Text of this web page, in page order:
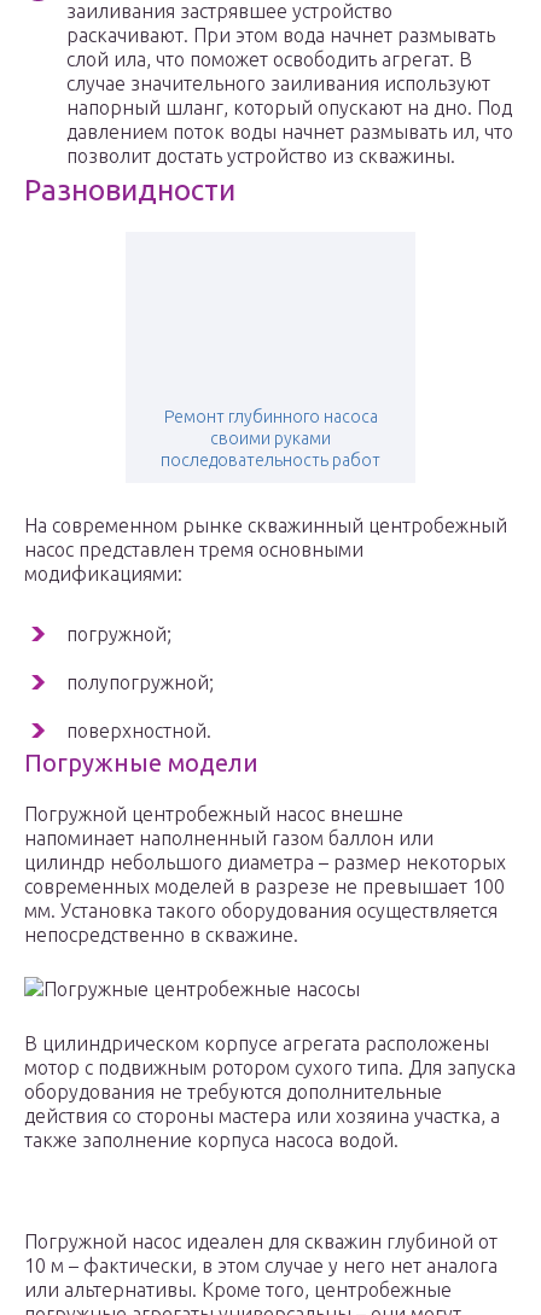
заиливания застрявшее устройство
раскачивают. При этом вода начнет размывать
слой ила, что поможет освободить агрегат. В
случае значительного заиливания используют
напорный шланг, который опускают на дно. Под
давлением поток воды начнет размывать ил, что
позволит достать устройство из скважины.
Разновидности
Ремонт глубинного насоса
своими руками
последовательность работ
На современном рынке скважинный центробежный
насос представлен тремя основными
модификациями:
погружной;
полупогружной;
поверхностной.
Погружные модели
Погружной центробежный насос внешне
напоминает наполненный газом баллон или
цилиндр небольшого диаметра – размер некоторых
современных моделей в разрезе не превышает 100
мм. Установка такого оборудования осуществляется
непосредственно в скважине.
Погружные центробежные насосы
В цилиндрическом корпусе агрегата расположены
мотор с подвижным ротором сухого типа. Для запуска
оборудования не требуются дополнительные
действия со стороны мастера или хозяина участка, а
также заполнение корпуса насоса водой.
Погружной насос идеален для скважин глубиной от
10 м – фактически, в этом случае у него нет аналога
или альтернативы. Кроме того, центробежные